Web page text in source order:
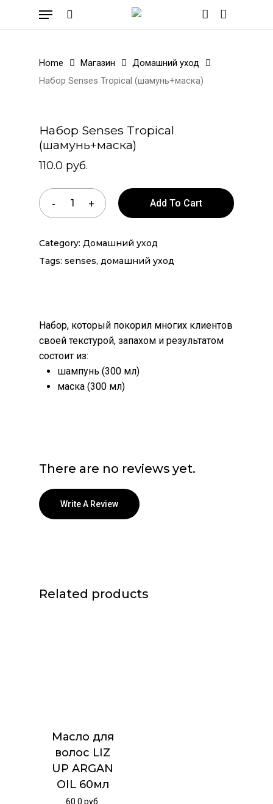
Menu
Home Магазин
Домашний уход
Набор Senses Tropical (шамунь+маска)
Набор Senses Tropical
(шамунь+маска)
110.0 руб.
Add To Cart
Category: Домашний уход
Tags: senses, домашний уход
Набор, который покорил многих клиентов
своей текстурой, запахом и результатом
состоит из:
шампунь (300 мл)
маска (300 мл)
There are no reviews yet.
Write A Review
Related products
Масло для
волос LIZ
UP ARGAN
OIL 60мл
60.0 руб.